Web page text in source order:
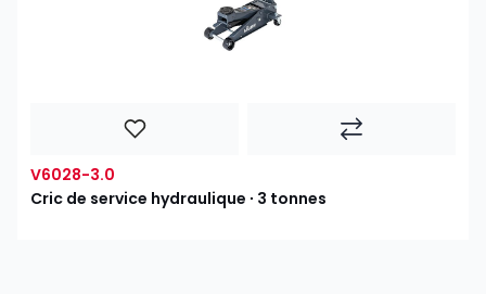
V6028-3.0
Cric de service hydraulique ∙ 3 tonnes